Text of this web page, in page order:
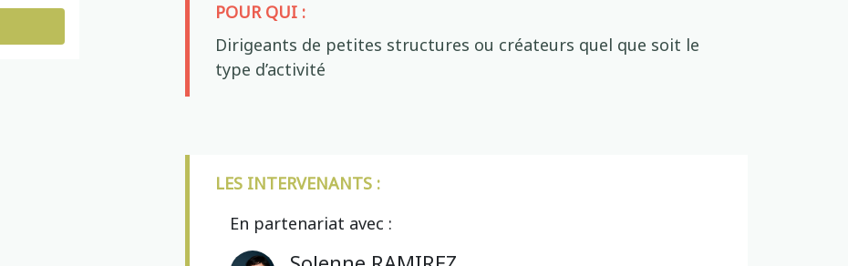
POUR QUI :
Dirigeants de petites structures ou créateurs quel que soit le
type d’activité
LES INTERVENANTS :
En partenariat avec :